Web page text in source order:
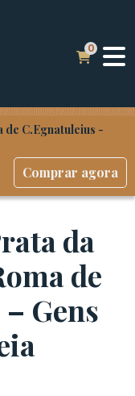
de C.Egnatuleius -
Comprar agora
da
de
Gens